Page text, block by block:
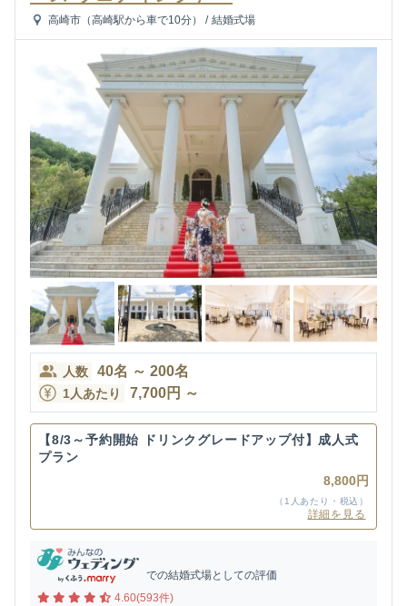
高崎市（高崎駅から車で10分） / 結婚式場
人数 40名 ～ 200名
1人あたり 7,700円 ～
【8/3～予約開始 ドリンクグレードアップ付】成人式
プラン
8,800円
（1人あたり・税込）
詳細を見る
での結婚式場としての評価
4.60(593件)